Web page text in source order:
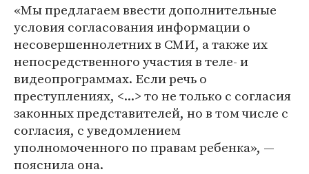
«Мы предлагаем ввести дополнительные
условия согласования информации о
несовершеннолетних в СМИ, а также их
непосредственного участия в теле- и
видеопрограммах. Если речь о
преступлениях, <...> то не только с согласия
законных представителей, но в том числе с
согласия, с уведомлением
уполномоченного по правам ребенка», —
пояснила она.